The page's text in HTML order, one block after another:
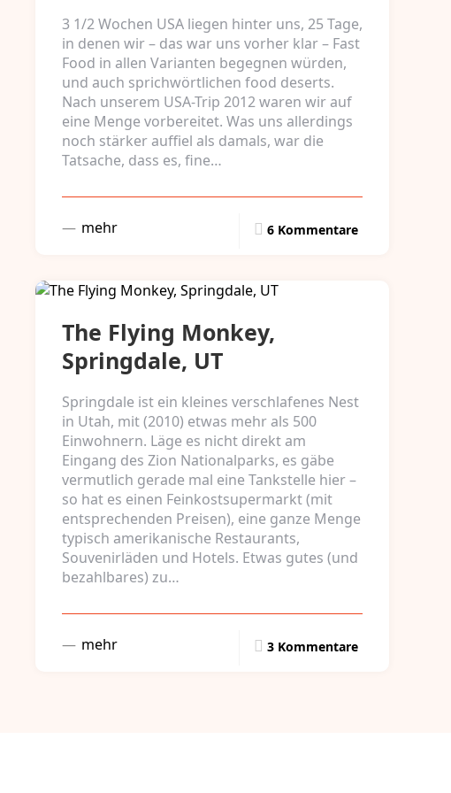
3 1/2 Wochen USA liegen hinter uns, 25 Tage,
in denen wir – das war uns vorher klar – Fast
Food in allen Varianten begegnen würden,
und auch sprichwörtlichen food deserts.
Nach unserem USA-Trip 2012 waren wir auf
eine Menge vorbereitet. Was uns allerdings
noch stärker auffiel als damals, war die
Tatsache, dass es, fine…
mehr 6 Kommentare
The Flying Monkey,
Springdale, UT
Springdale ist ein kleines verschlafenes Nest
in Utah, mit (2010) etwas mehr als 500
Einwohnern. Läge es nicht direkt am
Eingang des Zion Nationalparks, es gäbe
vermutlich gerade mal eine Tankstelle hier –
so hat es einen Feinkostsupermarkt (mit
entsprechenden Preisen), eine ganze Menge
typisch amerikanische Restaurants,
Souvenirläden und Hotels. Etwas gutes (und
bezahlbares) zu…
mehr 3 Kommentare